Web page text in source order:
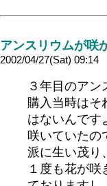
アンスリウムが咲
2002/04/27(Sat) 09:14
３年目のアン
購入当時はそ
はないんです
咲いていたの
派に生い茂り、
１度も花が咲